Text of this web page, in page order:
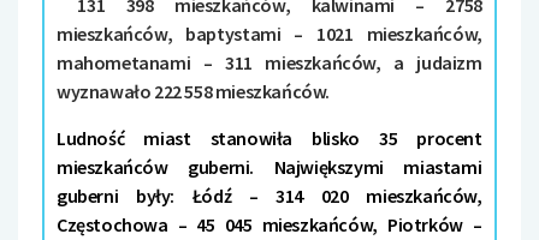
131 398 mieszkańców, kalwinami – 2758
mieszkańców, baptystami – 1021 mieszkańców,
mahometanami – 311 mieszkańców, a judaizm
wyznawało 222 558 mieszkańców.
Ludność miast stanowiła blisko 35 procent
mieszkańców guberni. Największymi miastami
guberni były: Łódź – 314 020 mieszkańców,
Częstochowa – 45 045 mieszkańców, Piotrków –